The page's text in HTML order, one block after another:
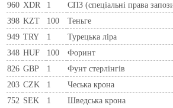
960 XDR 1 СПЗ (спеціальні права
398 KZT 100 Теньге
949 TRY 1 Турецька ліра
348 HUF 100 Форинт
826 GBP 1 Фунт стерлінгів
203 CZK 1 Чеська крона
752 SEK 1 Шведська крона